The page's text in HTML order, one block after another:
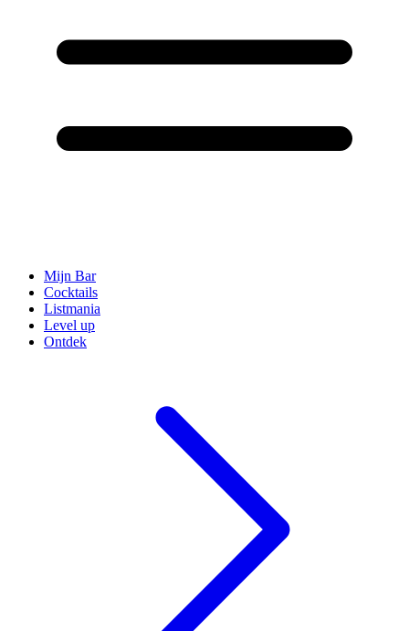
Mijn Bar
Cocktails
Listmania
Level up
Ontdek